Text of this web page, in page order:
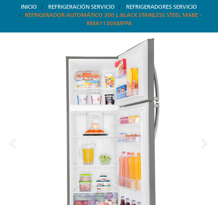
INICIO REFRIGERACIÓN SERVICIO
REFRIGERADORES SERVICIO
REFRIGERADOR AUTOMÁTICO 300 L BLACK STAINLESS STEEL MABE -
RMA1130XMFPA